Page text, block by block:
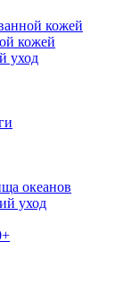
кожей
кожей
уход
океанов
уход